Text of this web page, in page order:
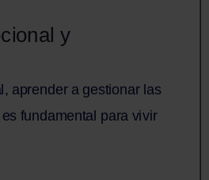
y
aprender a gestionar las
fundamental para vivir
y Mindfulness
aprender a gestionar las
fundamental para vivir con